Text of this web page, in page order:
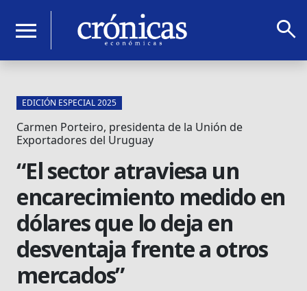
menu search
EDICIÓN ESPECIAL 2025
Carmen Porteiro, presidenta de la Unión de
Exportadores del Uruguay
“El sector atraviesa un
encarecimiento medido en
dólares que lo deja en
desventaja frente a otros
mercados”